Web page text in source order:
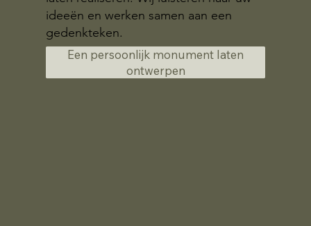
ideeën en werken samen aan een
gedenkteken.
Een persoonlijk monument laten
ontwerpen